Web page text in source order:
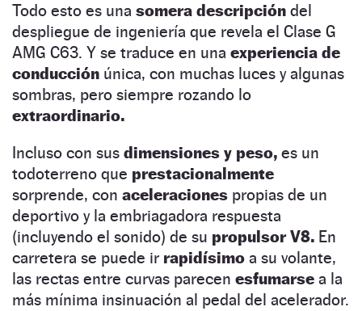
Todo esto es una somera descripción del
despliegue de ingeniería que revela el Clase G
AMG C63. Y se traduce en una experiencia de
conducción única, con muchas luces y algunas
sombras, pero siempre rozando lo
extraordinario.
Incluso con sus dimensiones y peso, es un
todoterreno que prestacionalmente
sorprende, con aceleraciones propias de un
deportivo y la embriagadora respuesta
(incluyendo el sonido) de su propulsor V8. En
carretera se puede ir rapidísimo a su volante,
las rectas entre curvas parecen esfumarse a la
más mínima insinuación al pedal del acelerador.